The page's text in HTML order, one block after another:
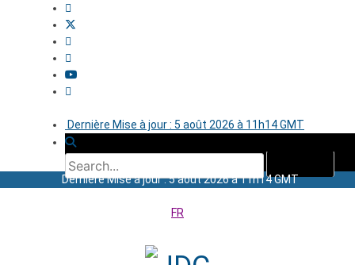
Dernière Mise à jour : 5 août 2026 à 11h14 GMT
Dernière Mise à jour : 5 août 2026 à 11h14 GMT
FR